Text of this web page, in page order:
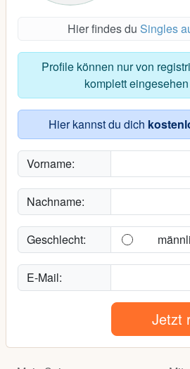
Hier findes du Singles
Profile können nur von
komplett
Hier kannst du dich
Vorname:
Nachname:
Geschlecht:
E-Mail:
Jetzt